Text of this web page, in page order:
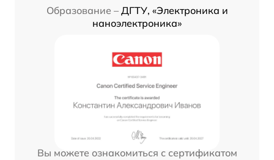
Образование – ДГТУ, «Электроника и
наноэлектроника»
Вы можете ознакомиться с сертификатом